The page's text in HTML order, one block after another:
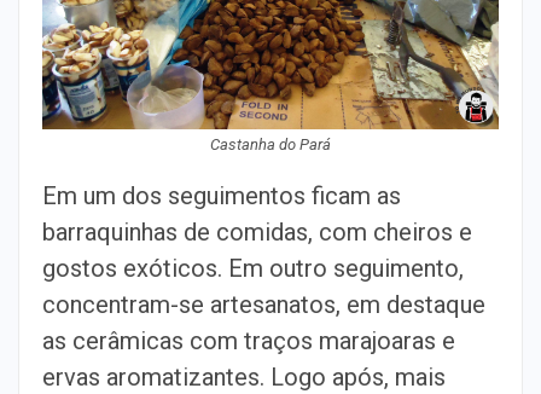
Castanha do Pará
Em um dos seguimentos ficam as
barraquinhas de comidas, com cheiros e
gostos exóticos. Em outro seguimento,
concentram-se artesanatos, em destaque
as cerâmicas com traços marajoaras e
ervas aromatizantes. Logo após, mais